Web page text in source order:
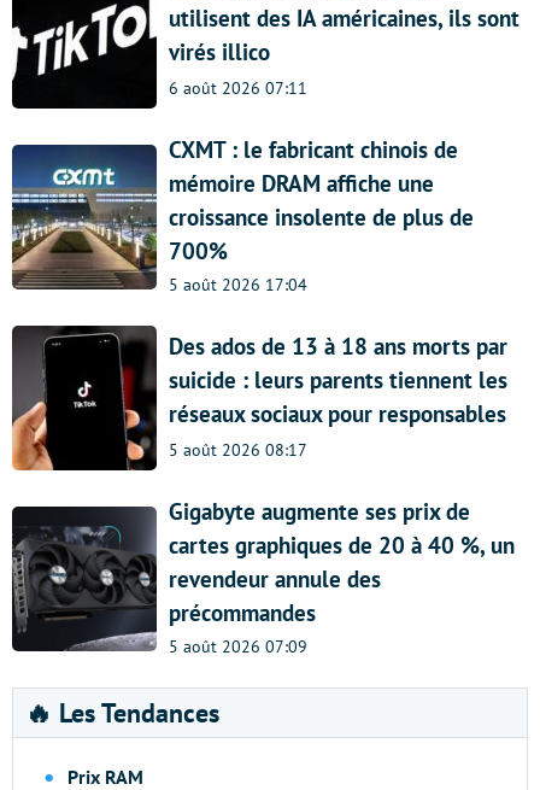
utilisent des IA américaines, ils sont
virés illico
6 août 2026 07:11
CXMT : le fabricant chinois de
mémoire DRAM affiche une
croissance insolente de plus de
700%
5 août 2026 17:04
Des ados de 13 à 18 ans morts par
suicide : leurs parents tiennent les
réseaux sociaux pour responsables
5 août 2026 08:17
Gigabyte augmente ses prix de
cartes graphiques de 20 à 40 %, un
revendeur annule des
précommandes
5 août 2026 07:09
🔥 Les Tendances
Prix RAM